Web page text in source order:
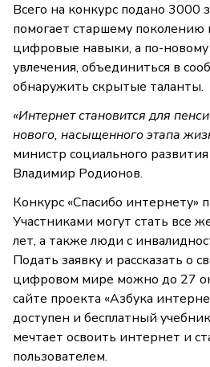
Всего на конкурс подано 3000
помогает старшему поколению
цифровые навыки, а по-новому
увлечения, объединиться в
обнаружить скрытые таланты.
«Интернет становится для
нового, насыщенного этапа
министр социального
Владимир Родионов.
Конкурс «Спасибо интернету»
Участниками могут стать все
лет, а также люди с
Подать заявку и рассказать о
цифровом мире можно до 27
сайте проекта «Азбука
доступен и бесплатный
мечтает освоить интернет и
пользователем.